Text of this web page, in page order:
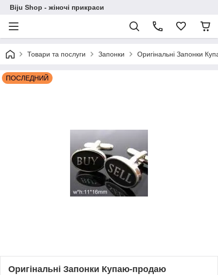
Biju Shop - жіночі прикраси
Товари та послуги Запонки Оригінальні Запонки
ПОСЛЕДНИЙ
Оригінальні Запонки Купаю-продаю